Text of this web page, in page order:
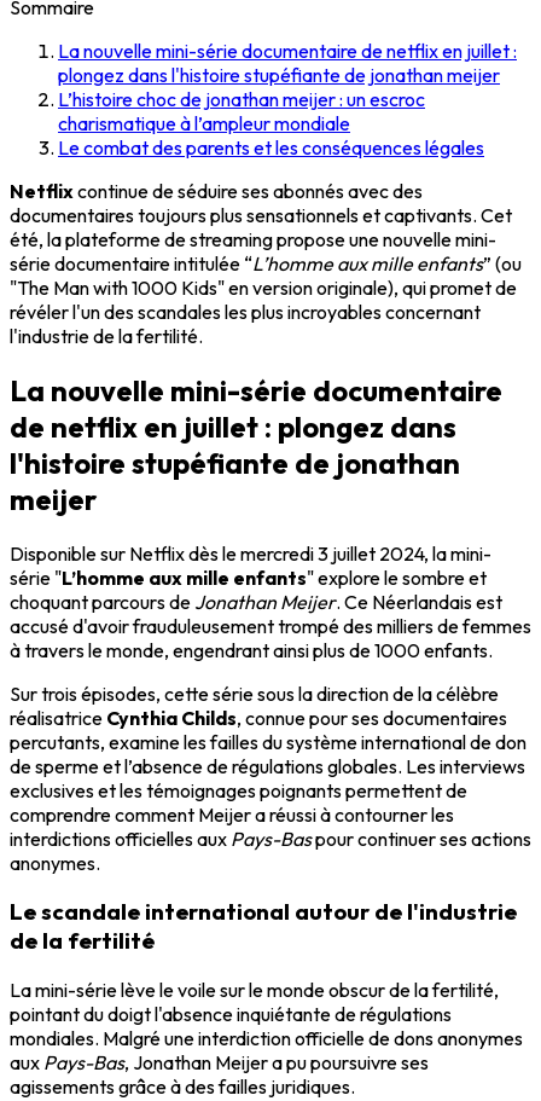
Sommaire
La nouvelle mini-série documentaire de netflix en juillet :
plongez dans l'histoire stupéfiante de jonathan meijer
L’histoire choc de jonathan meijer : un escroc
charismatique à l’ampleur mondiale
Le combat des parents et les conséquences légales
Netflixcontinue de séduire ses abonnés avec des
documentaires toujours plus sensationnels et captivants. Cet
été, la plateforme de streaming propose une nouvelle mini-
série documentaire intitulée “L’homme aux mille enfants” (ou
"The Man with 1000 Kids" en version originale), qui promet de
révéler l'un des scandales les plus incroyables concernant
l'industrie de la fertilité.
La nouvelle mini-série documentaire
de netflix en juillet : plongez dans
l'histoire stupéfiante de jonathan
meijer
Disponible sur Netflix dès le mercredi 3 juillet 2024, la mini-
série "L’homme aux mille enfants" explore le sombre et
choquant parcours de Jonathan Meijer. Ce Néerlandais est
accusé d'avoir frauduleusement trompé des milliers de femmes
à travers le monde, engendrant ainsi plus de 1000 enfants.
Sur trois épisodes, cette série sous la direction de la célèbre
réalisatrice Cynthia Childs, connue pour ses documentaires
percutants, examine les failles du système international de don
de sperme et l’absence de régulations globales. Les interviews
exclusives et les témoignages poignants permettent de
comprendre comment Meijer a réussi à contourner les
interdictions officielles aux Pays-Baspour continuer ses actions
anonymes.
Le scandale international autour de l'industrie
de la fertilité
La mini-série lève le voile sur le monde obscur de la fertilité,
pointant du doigt l'absence inquiétante de régulations
mondiales. Malgré une interdiction officielle de dons anonymes
aux Pays-Bas, Jonathan Meijer a pu poursuivre ses
agissements grâce à des failles juridiques.